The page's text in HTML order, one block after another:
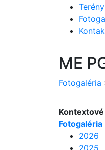
Terény
ME
Fotogaléria
Fotogaléria
2026
2025